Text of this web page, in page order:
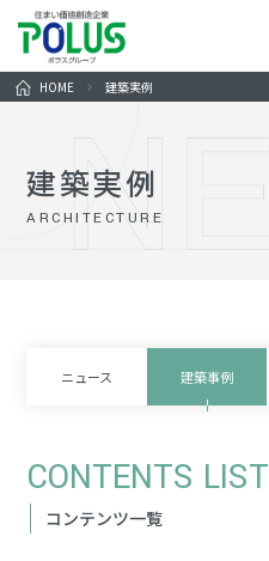
HOME 建築実例
建築実例
ARCHITECTURE
ニュース 建築事例
CONTENTS LIST
コンテンツ一覧